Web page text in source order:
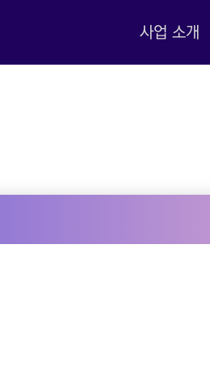
사업 소개